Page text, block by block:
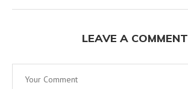
LEAVE A COMMENT